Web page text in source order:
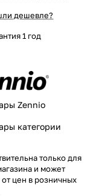
дешевле?
1 год
Zennio
категории
только для
и может
от цен в розничных